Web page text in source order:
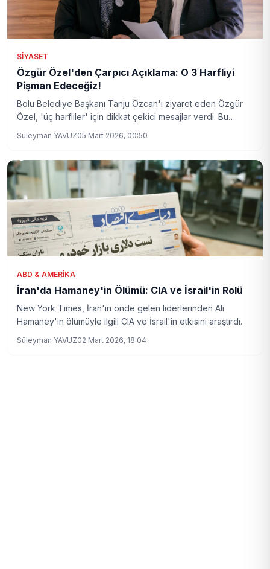
SIYASET
Özgür Özel'den Çarpıcı Açıklama: O 3 Harfliyi
Pişman Edeceğiz!
Bolu Belediye Başkanı Tanju Özcan'ı ziyaret eden Özgür
Özel, 'üç harfliler' için dikkat çekici mesajlar verdi. Bu
Süleyman YAVUZ05 Mart 2026, 00:50
ABD & AMERIKA
İran'da Hamaney'in Ölümü: CIA ve İsrail'in Rolü
New York Times, İran'ın önde gelen liderlerinden Ali
Hamaney'in ölümüyle ilgili CIA ve İsrail'in etkisini araştırdı.
Süleyman YAVUZ02 Mart 2026, 18:04